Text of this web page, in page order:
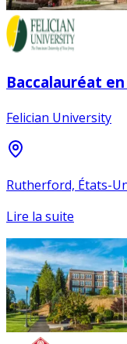
Baccalauréat
Felician University
Rutherford, États-
Lire la suite